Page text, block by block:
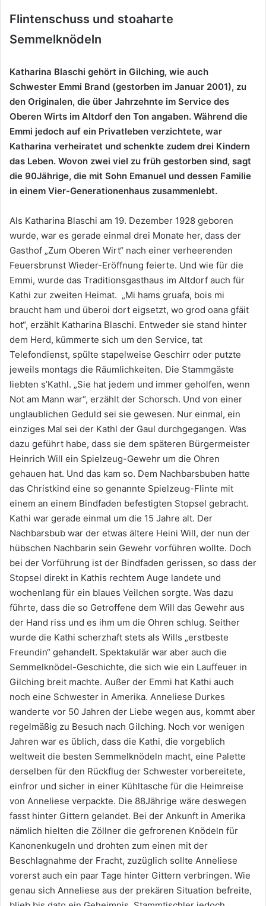
Flintenschuss und stoaharte
Semmelknödeln
Katharina Blaschi gehört in Gilching, wie auch
Schwester Emmi Brand (gestorben im Januar 2001), zu
den Originalen, die über Jahrzehnte im Service des
Oberen Wirts im Altdorf den Ton angaben. Während die
Emmi jedoch auf ein Privatleben verzichtete, war
Katharina verheiratet und schenkte zudem drei Kindern
das Leben. Wovon zwei viel zu früh gestorben sind, sagt
die 90Jährige, die mit Sohn Emanuel und dessen Familie
in einem Vier-Generationenhaus zusammenlebt.
Als Katharina Blaschi am 19. Dezember 1928 geboren
wurde, war es gerade einmal drei Monate her, dass der
Gasthof „Zum Oberen Wirt“ nach einer verheerenden
Feuersbrunst Wieder-Eröffnung feierte. Und wie für die
Emmi, wurde das Traditionsgasthaus im Altdorf auch für
Kathi zur zweiten Heimat. „Mi hams gruafa, bois mi
braucht ham und überoi dort eigsetzt, wo grod oana gfäit
hot“, erzählt Katharina Blaschi. Entweder sie stand hinter
dem Herd, kümmerte sich um den Service, tat
Telefondienst, spülte stapelweise Geschirr oder putzte
jeweils montags die Räumlichkeiten. Die Stammgäste
liebten s’Kathl. „Sie hat jedem und immer geholfen, wenn
Not am Mann war“, erzählt der Schorsch. Und von einer
unglaublichen Geduld sei sie gewesen. Nur einmal, ein
einziges Mal sei der Kathl der Gaul durchgegangen. Was
dazu geführt habe, dass sie dem späteren Bürgermeister
Heinrich Will ein Spielzeug-Gewehr um die Ohren
gehauen hat. Und das kam so. Dem Nachbarsbuben hatte
das Christkind eine so genannte Spielzeug-Flinte mit
einem an einem Bindfaden befestigten Stopsel gebracht.
Kathi war gerade einmal um die 15 Jahre alt. Der
Nachbarsbub war der etwas ältere Heini Will, der nun der
hübschen Nachbarin sein Gewehr vorführen wollte. Doch
bei der Vorführung ist der Bindfaden gerissen, so dass der
Stopsel direkt in Kathis rechtem Auge landete und
wochenlang für ein blaues Veilchen sorgte. Was dazu
führte, dass die so Getroffene dem Will das Gewehr aus
der Hand riss und es ihm um die Ohren schlug. Seither
wurde die Kathi scherzhaft stets als Wills „erstbeste
Freundin“ gehandelt. Spektakulär war aber auch die
Semmelknödel-Geschichte, die sich wie ein Lauffeuer in
Gilching breit machte. Außer der Emmi hat Kathi auch
noch eine Schwester in Amerika. Anneliese Durkes
wanderte vor 50 Jahren der Liebe wegen aus, kommt aber
regelmäßig zu Besuch nach Gilching. Noch vor wenigen
Jahren war es üblich, dass die Kathi, die vorgeblich
weltweit die besten Semmelknödeln macht, eine Palette
derselben für den Rückflug der Schwester vorbereitete,
einfror und sicher in einer Kühltasche für die Heimreise
von Anneliese verpackte. Die 88Jährige wäre deswegen
fasst hinter Gittern gelandet. Bei der Ankunft in Amerika
nämlich hielten die Zöllner die gefrorenen Knödeln für
Kanonenkugeln und drohten zum einen mit der
Beschlagnahme der Fracht, zuzüglich sollte Anneliese
vorerst auch ein paar Tage hinter Gittern verbringen. Wie
genau sich Anneliese aus der prekären Situation befreite,